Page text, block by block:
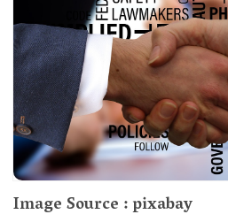
Image Source : pixabay